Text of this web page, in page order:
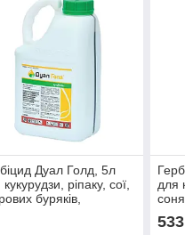
Дуал Голд, 5л
ріпаку, сої,
буряків,
для
125
533